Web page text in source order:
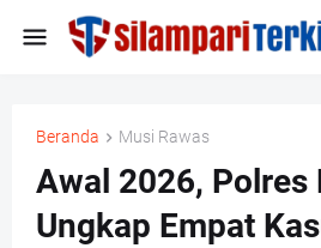
Beranda Musi Rawas
Awal 2026, Polres
Ungkap Empat